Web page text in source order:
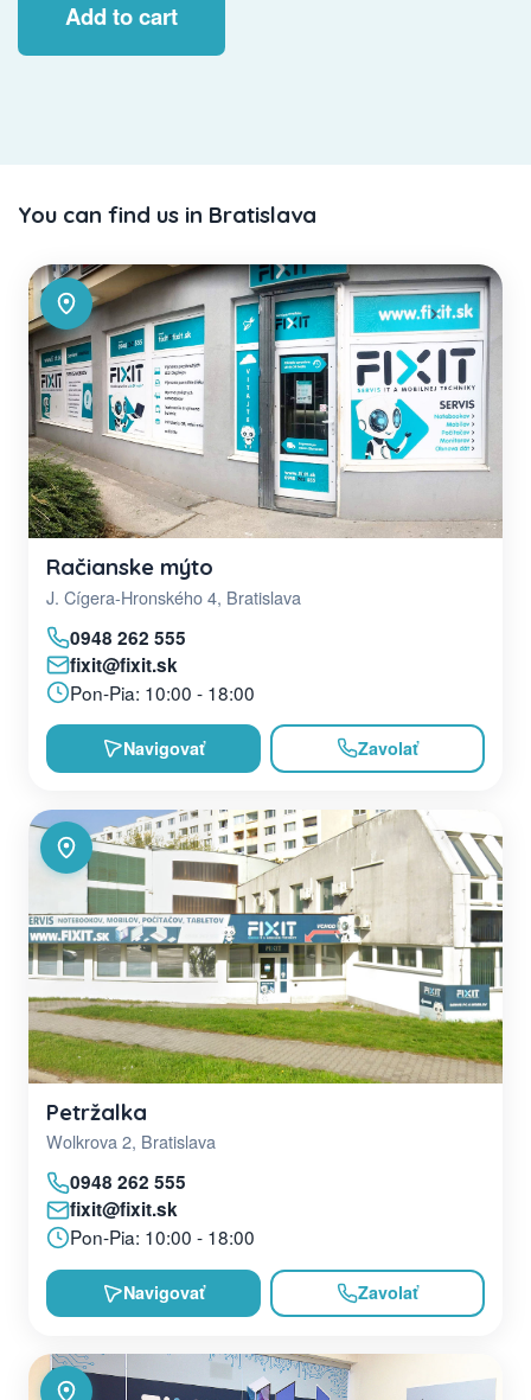
Add to cart
You can find us in Bratislava
Račianske mýto
J. Cígera-Hronského 4, Bratislava
0948 262 555
fixit@fixit.sk
Pon-Pia: 10:00 - 18:00
Navigovať Zavolať
Petržalka
Wolkrova 2, Bratislava
0948 262 555
fixit@fixit.sk
Pon-Pia: 10:00 - 18:00
Navigovať Zavolať